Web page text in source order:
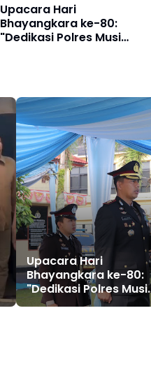
Upacara Hari
Bhayangkara ke-80:
"Dedikasi Polres Musi
Upacara Hari
Bhayangkara ke-80:
"Dedikasi Polres Musi
Rawas untuk